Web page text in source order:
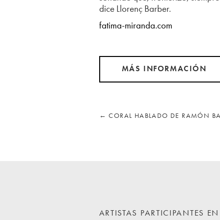
dice Llorenç Barber.
fatima-miranda.com
MÁS INFORMACIÓN
←CORAL HABLADO DE RAMÓN
ARTISTAS PARTICIPANTES